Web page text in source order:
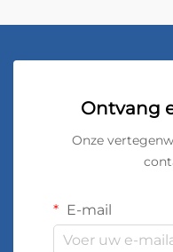
Ontvang
Onze
E-mail